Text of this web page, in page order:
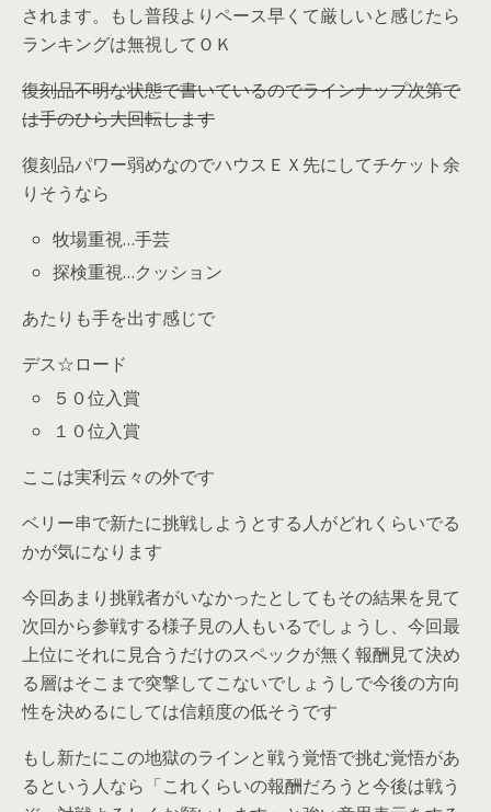
されます。もし普段よりペース早くて厳しいと感じたら
ランキングは無視してＯＫ
復刻品不明な状態で書いているのでラインナップ次第で
は手のひら大回転します
復刻品パワー弱めなのでハウスＥＸ先にしてチケット余
りそうなら
牧場重視…手芸
探検重視…クッション
あたりも手を出す感じで
デス☆ロード
５０位入賞
１０位入賞
ここは実利云々の外です
ベリー串で新たに挑戦しようとする人がどれくらいでる
かが気になります
今回あまり挑戦者がいなかったとしてもその結果を見て
次回から参戦する様子見の人もいるでしょうし、今回最
上位にそれに見合うだけのスペックが無く報酬見て決め
る層はそこまで突撃してこないでしょうしで今後の方向
性を決めるにしては信頼度の低そうです
もし新たにこの地獄のラインと戦う覚悟で挑む覚悟があ
るという人なら「これくらいの報酬だろうと今後は戦う